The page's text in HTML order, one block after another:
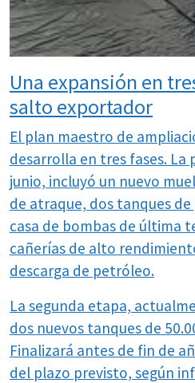
Una expansión en
salto exportador
El plan maestro de
desarrolla en tres fases. La
junio, incluyó un nuevo
de atraque, dos tanques
casa de bombas de última
cañerías de alto
descarga de petróleo.
La segunda etapa,
dos nuevos tanques de
Finalizará antes de fin de
del plazo previsto, según